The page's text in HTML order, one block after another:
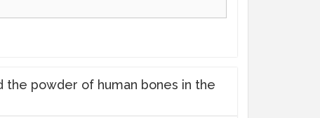
the powder of human bones in the